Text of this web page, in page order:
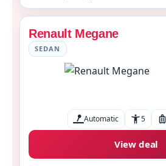
Renault Megane
SEDAN
Automatic 5
View deal